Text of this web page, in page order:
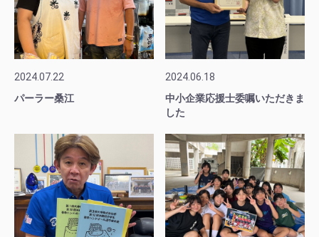
2024.07.22
パーラー桑江
2024.06.18
中小企業応援士委嘱いただきま
した